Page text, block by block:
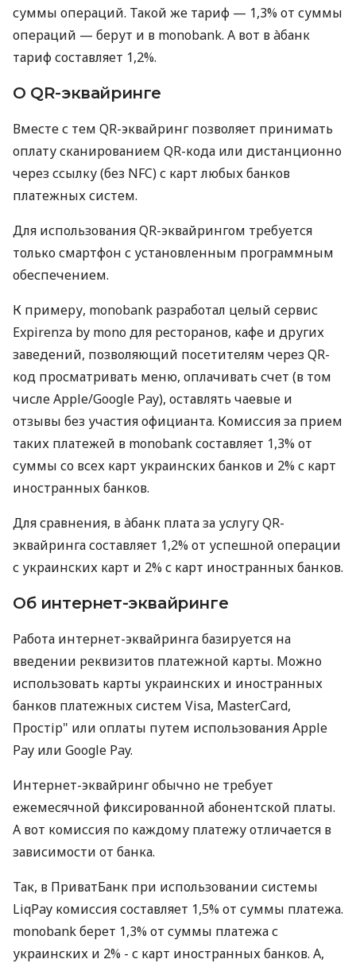
суммы операций. Такой же тариф — 1,3% от суммы
операций — берут и в monobank. А вот в àбанк
тариф составляет 1,2%.
О QR-эквайринге
Вместе с тем QR-эквайринг позволяет принимать
оплату сканированием QR-кода или дистанционно
через ссылку (без NFC) с карт любых банков
платежных систем.
Для использования QR-эквайрингом требуется
только смартфон с установленным программным
обеспечением.
К примеру, monobank разработал целый сервис
Expirenza by mono для ресторанов, кафе и других
заведений, позволяющий посетителям через QR-
код просматривать меню, оплачивать счет (в том
числе Apple/Google Pay), оставлять чаевые и
отзывы без участия официанта. Комиссия за прием
таких платежей в monobank составляет 1,3% от
суммы со всех карт украинских банков и 2% с карт
иностранных банков.
Для сравнения, в àбанк плата за услугу QR-
эквайринга составляет 1,2% от успешной операции
с украинских карт и 2% с карт иностранных банков.
Об интернет-эквайринге
Работа интернет-эквайринга базируется на
введении реквизитов платежной карты. Можно
использовать карты украинских и иностранных
банков платежных систем Visa, MasterCard,
Простір" или оплаты путем использования Apple
Pay или Google Pay.
Интернет-эквайринг обычно не требует
ежемесячной фиксированной абонентской платы.
А вот комиссия по каждому платежу отличается в
зависимости от банка.
Так, в ПриватБанк при использовании системы
LiqPay комиссия составляет 1,5% от суммы платежа.
monobank берет 1,3% от суммы платежа с
украинских и 2% - с карт иностранных банков. А,